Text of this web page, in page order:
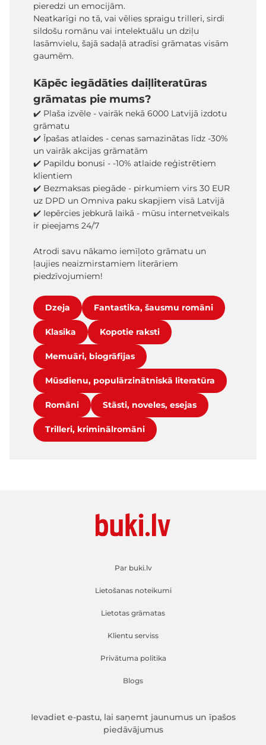
pieredzi un emocijām.
Neatkarīgi no tā, vai vēlies spraigu trilleri, sirdi
sildošu romānu vai intelektuālu un dziļu
lasāmvielu, šajā sadaļā atradīsi grāmatas visām
gaumēm.
Kāpēc iegādāties daiļliteratūras
grāmatas pie mums?
✔️ Plaša izvēle - vairāk nekā 6000 Latvijā izdotu
grāmatu
✔️ Īpašas atlaides - cenas samazinātas līdz -30%
un vairāk akcijas grāmatām
✔️ Papildu bonusi - -10% atlaide reģistrētiem
klientiem
✔️ Bezmaksas piegāde - pirkumiem virs 30 EUR
uz DPD un Omniva paku skapjiem visā Latvijā
✔️ Iepērcies jebkurā laikā - mūsu internetveikals
ir pieejams 24/7
Atrodi savu nākamo iemīļoto grāmatu un
ļaujies neaizmirstamiem literāriem
piedzīvojumiem!
Dzeja Fantastika, šausmu romāni
Klasika Kopotie raksti
Memuāri, biogrāfijas
Mūsdienu, populārzinātniskā literatūra
Romāni Stāsti, noveles, esejas
Trilleri, kriminālromāni
Par buki.lv
Lietošanas noteikumi
Lietotas grāmatas
Klientu serviss
Privātuma politika
Blogs
Ievadiet e-pastu, lai saņemt jaunumus un īpašos
piedāvājumus